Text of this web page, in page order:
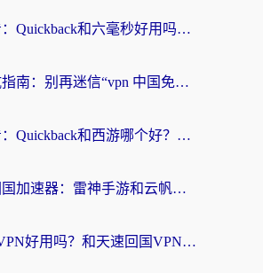
海外党必看：Quickback和六毫秒好用吗？3步选对回国加速器，无缝刷国内剧玩游戏
海外党避坑指南：别再迷信“vpn 中国免费”，选对回国加速器才能无缝刷国内资源
海外党必看：Quickback和西游哪个好？3个维度教你选对回国加速器
海外党选回国加速器：雷神手游和云帆哪个好？附3组对比+避坑指南
Quickback VPN好用吗？和天速回国VPN对比哪个回国效果更好？海外党必看的真实体验指南